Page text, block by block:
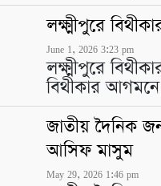
লক্ষ্মীপুরে
June 1, 2026 3:23 pm
লক্ষ্মীপুরে
বিথীকার আগমনে
জাতীয় দৈনিক
আসিফ মাসুম
May 29, 2026 1:46 pm